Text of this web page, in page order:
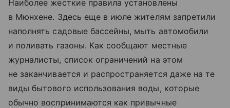
Наиболее жесткие правила установлены
в Мюнхене. Здесь еще в июле жителям запретили
наполнять садовые бассейны, мыть автомобили
и поливать газоны. Как сообщают местные
журналисты, список ограничений на этом
не заканчивается и распространяется даже на те
виды бытового использования воды, которые
обычно воспринимаются как привычные